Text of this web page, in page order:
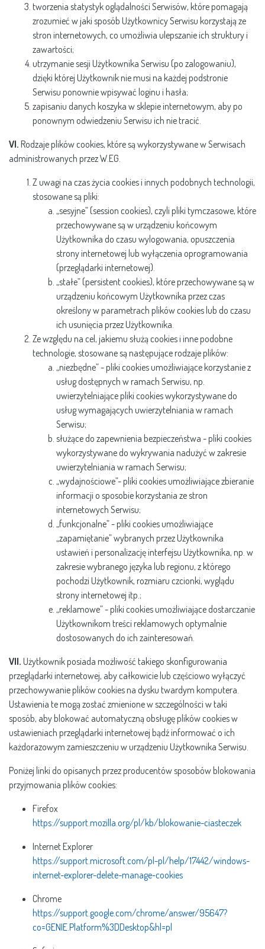
tworzenia statystyk oglądalności Serwisów, które pomagają
zrozumieć w jaki sposób Użytkownicy Serwisu korzystają ze
stron internetowych, co umożliwia ulepszanie ich struktury i
zawartości;
utrzymanie sesji Użytkownika Serwisu (po zalogowaniu),
dzięki której Użytkownik nie musi na każdej podstronie
Serwisu ponownie wpisywać loginu i hasła;
zapisaniu danych koszyka w sklepie internetowym, aby po
ponownym odwiedzeniu Serwisu ich nie tracić.
VI. Rodzaje plików cookies, które są wykorzystywane w Serwisach
administrowanych przez W.EG.
Z uwagi na czas życia cookies i innych podobnych technologii,
stosowane są pliki:
„sesyjne” (session cookies), czyli pliki tymczasowe, które
przechowywane są w urządzeniu końcowym
Użytkownika do czasu wylogowania, opuszczenia
strony internetowej lub wyłączenia oprogramowania
(przeglądarki internetowej).
„stałe” (persistent cookies), które przechowywane są w
urządzeniu końcowym Użytkownika przez czas
określony w parametrach plików cookies lub do czasu
ich usunięcia przez Użytkownika.
Ze względu na cel, jakiemu służą cookies i inne podobne
technologie, stosowane są następujące rodzaje plików:
„niezbędne” - pliki cookies umożliwiające korzystanie z
usług dostępnych w ramach Serwisu, np.
uwierzytelniające pliki cookies wykorzystywane do
usług wymagających uwierzytelniania w ramach
Serwisu;
służące do zapewnienia bezpieczeństwa - pliki cookies
wykorzystywane do wykrywania nadużyć w zakresie
uwierzytelniania w ramach Serwisu;
„wydajnościowe”- pliki cookies umożliwiające zbieranie
informacji o sposobie korzystania ze stron
internetowych Serwisu;
„funkcjonalne” - pliki cookies umożliwiające
„zapamiętanie” wybranych przez Użytkownika
ustawień i personalizację interfejsu Użytkownika, np. w
zakresie wybranego języka lub regionu, z którego
pochodzi Użytkownik, rozmiaru czcionki, wyglądu
strony internetowej itp.;
„reklamowe” - pliki cookies umożliwiające dostarczanie
Użytkownikom treści reklamowych optymalnie
dostosowanych do ich zainteresowań.
VII. Użytkownik posiada możliwość takiego skonfigurowania
przeglądarki internetowej, aby całkowicie lub częściowo wyłączyć
przechowywanie plików cookies na dysku twardym komputera.
Ustawienia te mogą zostać zmienione w szczególności w taki
sposób, aby blokować automatyczną obsługę plików cookies w
ustawieniach przeglądarki internetowej bądź informować o ich
każdorazowym zamieszczeniu w urządzeniu Użytkownika Serwisu.
Poniżej linki do opisanych przez producentów sposobów blokowania
przyjmowania plików cookies:
Firefox
https://support.mozilla.org/pl/kb/blokowanie-ciasteczek
Internet Explorer
https://support.microsoft.com/pl-pl/help/17442/windows-
internet-explorer-delete-manage-cookies
Chrome
https://support.google.com/chrome/answer/95647?
co=GENIE.Platform%3DDesktop&hl=pl